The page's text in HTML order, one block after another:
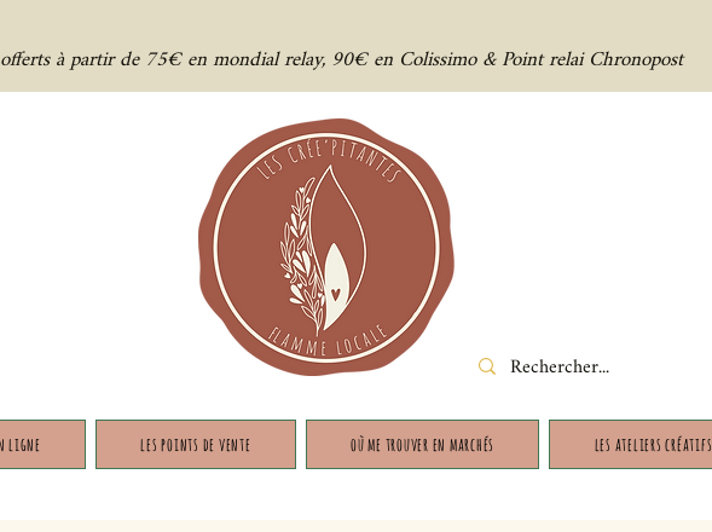
à partir de 75€ en mondial relay, 90€ en Colissimo & Point relai Chronopost
ligne les points de vente où me trouver en marchés les ateliers créatifs